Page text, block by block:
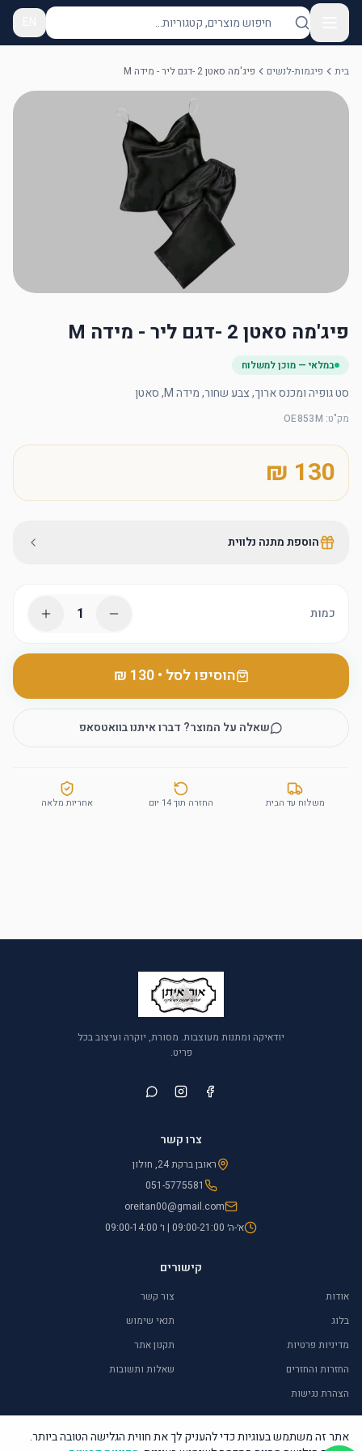
בית פיגמות-לנשים פיג'מה סאטן 2 -דגם ליר - מידה M
פיג'מה סאטן 2 -דגם ליר - מידה M
במלאי — מוכן למשלוח
סט גופיה ומכנס ארוך, צבע שחור, מידה M, סאטן
מק"ט:
OE853M
הוספת מתנה נלווית
כמות 1
הוסיפו לסל •
‏130 ₪
שאלה על המוצר? דברו איתנו בוואטסאפ
משלוח עד הבית החזרה תוך 14 יום אחריות מלאה
יודאיקה ומתנות מעוצבות. מסורת, יוקרה ועיצוב בכל
פריט.
צרו קשר
ראובן ברקת 24, חולון
051-5775581
oreitan00@gmail.com
א׳-ה׳ 09:00-21:00 | ו׳ 09:00-14:00
קישורים
אודות
צור קשר
בלוג
תנאי שימוש
מדיניות פרטיות
תקנון אתר
החזרות והחזרים
שאלות ותשובות
הצהרת נגישות
אתר זה משתמש בעוגיות כדי להעניק לך את חווית הגלישה הטובה ביותר.